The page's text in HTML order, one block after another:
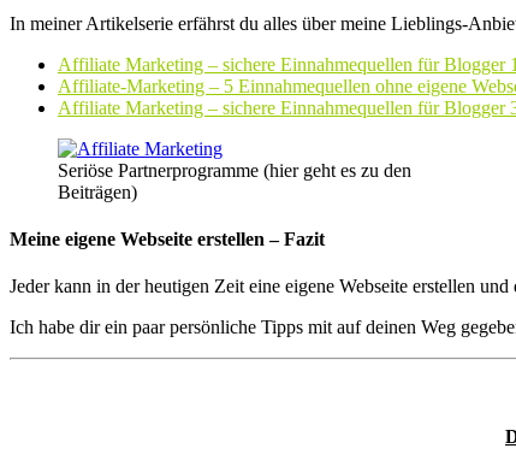
In meiner Artikelserie erfährst du alles über meine Lieblings-
Affiliate Marketing – sichere Einnahmequellen für Blogger
Affiliate-Marketing – 5 Einnahmequellen ohne eigene
Affiliate Marketing – sichere Einnahmequellen für Blogger
Seriöse Partnerprogramme (hier geht es zu den
Beiträgen)
Meine eigene Webseite erstellen – Fazit
Jeder kann in der heutigen Zeit eine eigene Webseite erstellen
Ich habe dir ein paar persönliche Tipps mit auf deinen Weg